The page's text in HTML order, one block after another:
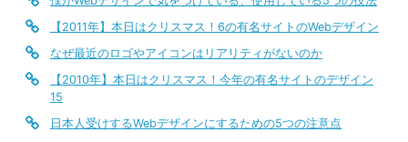
【2011年】本日はクリスマス！6の有名サイトのWebデザイン
なぜ最近のロゴやアイコンはリアリティがないのか
【2010年】本日はクリスマス！今年の有名サイトのデザイン
15
日本人受けするWebデザインにするための5つの注意点